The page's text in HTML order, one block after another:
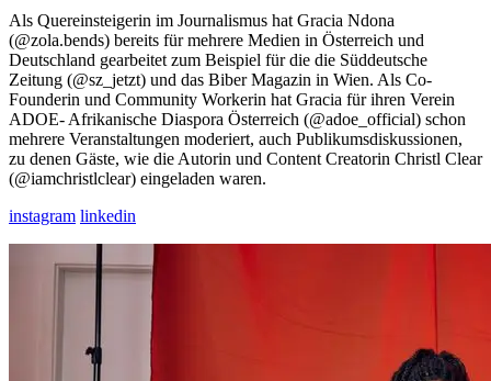
Als Quereinsteigerin im Journalismus hat Gracia Ndona
(@zola.bends) bereits für mehrere Medien in Österreich und
Deutschland gearbeitet zum Beispiel für die die Süddeutsche
Zeitung (@sz_jetzt) und das Biber Magazin in Wien. Als Co-
Founderin und Community Workerin hat Gracia für ihren Verein
ADOE- Afrikanische Diaspora Österreich (@adoe_official) schon
mehrere Veranstaltungen moderiert, auch Publikumsdiskussionen,
zu denen Gäste, wie die Autorin und Content Creatorin Christl Clear
(@iamchristlclear) eingeladen waren.
instagram linkedin